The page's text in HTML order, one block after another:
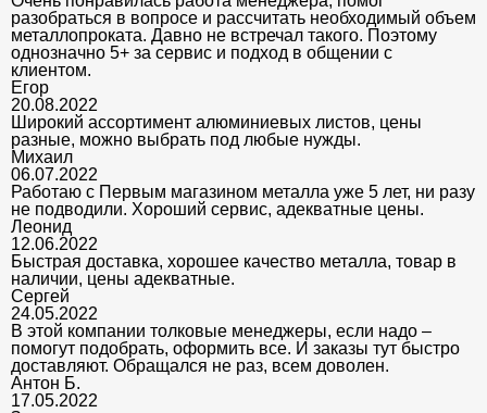
разобраться в вопросе и рассчитать необходимый объем
металлопроката. Давно не встречал такого. Поэтому
однозначно 5+ за сервис и подход в общении с
клиентом.
Егор
20.08.2022
Широкий ассортимент алюминиевых листов, цены
разные, можно выбрать под любые нужды.
Михаил
06.07.2022
Работаю с Первым магазином металла уже 5 лет, ни разу
не подводили. Хороший сервис, адекватные цены.
Леонид
12.06.2022
Быстрая доставка, хорошее качество металла, товар в
наличии, цены адекватные.
Сергей
24.05.2022
В этой компании толковые менеджеры, если надо –
помогут подобрать, оформить все. И заказы тут быстро
доставляют. Обращался не раз, всем доволен.
Антон Б.
17.05.2022